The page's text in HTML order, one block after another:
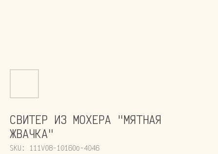
СВИТЕР ИЗ МОХЕРА "МЯТНАЯ
ЖВАЧКА"
SKU: 111V08-10160o-4046